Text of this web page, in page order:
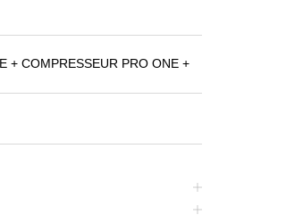
+ COMPRESSEUR PRO ONE +